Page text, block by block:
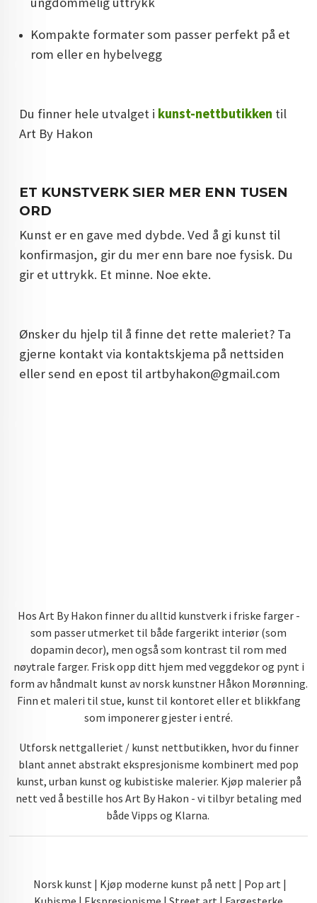
Kompakte formater som passer perfekt på et
rom eller en hybelvegg
Du finner hele utvalget i kunst-nettbutikken til
Art By Hakon
ET KUNSTVERK SIER MER ENN TUSEN
ORD
Kunst er en gave med dybde. Ved å gi kunst til
konfirmasjon, gir du mer enn bare noe fysisk. Du
gir et uttrykk. Et minne. Noe ekte.
Ønsker du hjelp til å finne det rette maleriet? Ta
gjerne kontakt via kontaktskjema på nettsiden
eller send en epost til artbyhakon@gmail.com
Hos Art By Hakon finner du alltid kunstverk i friske farger -
som passer utmerket til både fargerikt interiør (som
dopamin decor), men også som kontrast til rom med
nøytrale farger. Frisk opp ditt hjem med veggdekor og pynt i
form av håndmalt kunst av norsk kunstner Håkon Morønning.
Finn et maleri til stue, kunst til kontoret eller et blikkfang
som imponerer gjester i entré.
Utforsk nettgalleriet / kunst nettbutikken, hvor du finner
blant annet abstrakt ekspresjonisme kombinert med pop
kunst, urban kunst og kubistiske malerier. Kjøp malerier på
nett ved å bestille hos Art By Hakon - vi tilbyr betaling med
både Vipps og Klarna.
Norsk kunst | Kjøp moderne kunst på nett | Pop art |